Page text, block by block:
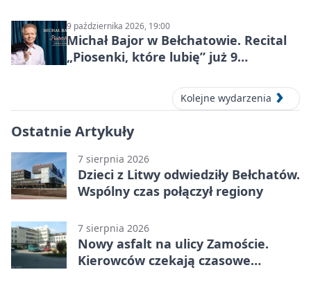
9 października 2026, 19:00
Michał Bajor w Bełchatowie. Recital
„Piosenki, które lubię” już 9
Kolejne wydarzenia
Ostatnie Artykuły
7 sierpnia 2026
Dzieci z Litwy odwiedziły Bełchatów.
Wspólny czas połączył regiony
7 sierpnia 2026
Nowy asfalt na ulicy Zamoście.
Kierowców czekają czasowe